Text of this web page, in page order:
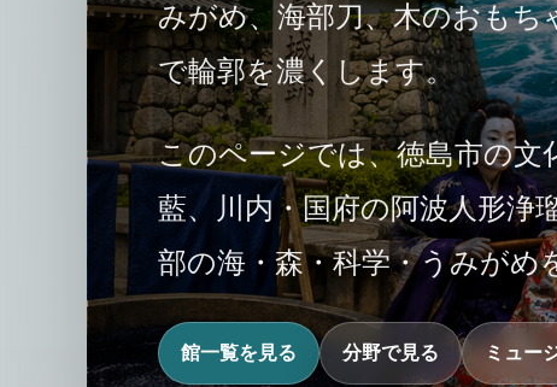
みがめ、海部刀、木のおもち
で輪郭を濃くします。
このページでは、徳島市の文
藍、川内・国府の阿波人形浄
部の海・森・科学・うみがめ
館一覧を見る 分野で見る ミュー